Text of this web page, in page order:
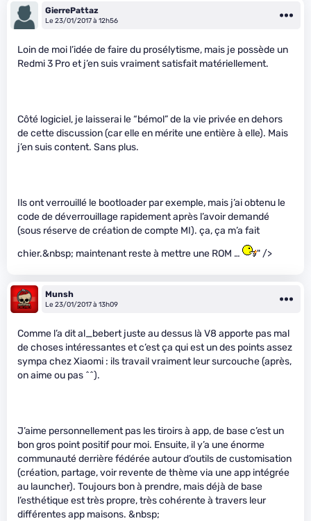
GierrePattaz
Le 23/01/2017 à 12h56
Loin de moi l’idée de faire du prosélytisme, mais je possède un
Redmi 3 Pro et j’en suis vraiment satisfait matériellement.
Côté logiciel, je laisserai le “bémol” de la vie privée en dehors
de cette discussion (car elle en mérite une entière à elle). Mais
j’en suis content. Sans plus.
Ils ont verrouillé le bootloader par exemple, mais j’ai obtenu le
code de déverrouillage rapidement après l’avoir demandé
(sous réserve de création de compte MI). ça, ça m’a fait
chier.&nbsp; maintenant reste à mettre une ROM …
" />
Munsh
Le 23/01/2017 à 13h09
Comme l’a dit al_bebert juste au dessus là V8 apporte pas mal
de choses intéressantes et c’est ça qui est un des points assez
sympa chez Xiaomi : ils travail vraiment leur surcouche (après,
on aime ou pas ^^).
J’aime personnellement pas les tiroirs à app, de base c’est un
bon gros point positif pour moi. Ensuite, il y’a une énorme
communauté derrière fédérée autour d’outils de customisation
(création, partage, voir revente de thème via une app intégrée
au launcher). Toujours bon à prendre, mais déjà de base
l’esthétique est très propre, très cohérente à travers leur
différentes app maisons. &nbsp;